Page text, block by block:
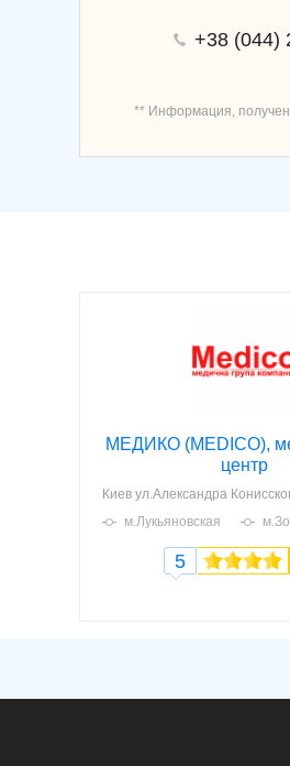
+38 (044)
** Информация,
МЕДИКО (MEDICO),
центр
Киев ул.Александра Конисского, 38
м.Лукьяновская
5